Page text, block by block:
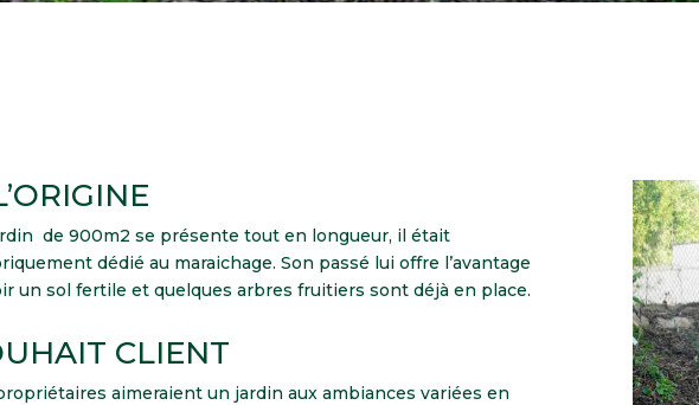
de 900m2 se présente tout en longueur, il était
dédié au maraichage. Son passé lui offre l’avantage
un sol fertile et quelques arbres fruitiers sont déjà en place.
CLIENT
aimeraient un jardin aux ambiances variées en